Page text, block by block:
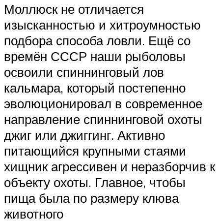
Моллюск не отличается
изысканностью и хитроумностью
подбора способа ловли. Ещё со
времён СССР наши рыболовы
освоили спиннинговый лов
кальмара, который постепенно
эволюционировал в современное
направление спиннинговой охоты
джиг или джиггинг. Активно
питающийся крупными стаями
хищник агрессивен и неразборчив к
объекту охоты. Главное, чтобы
пища была по размеру клюва
животного